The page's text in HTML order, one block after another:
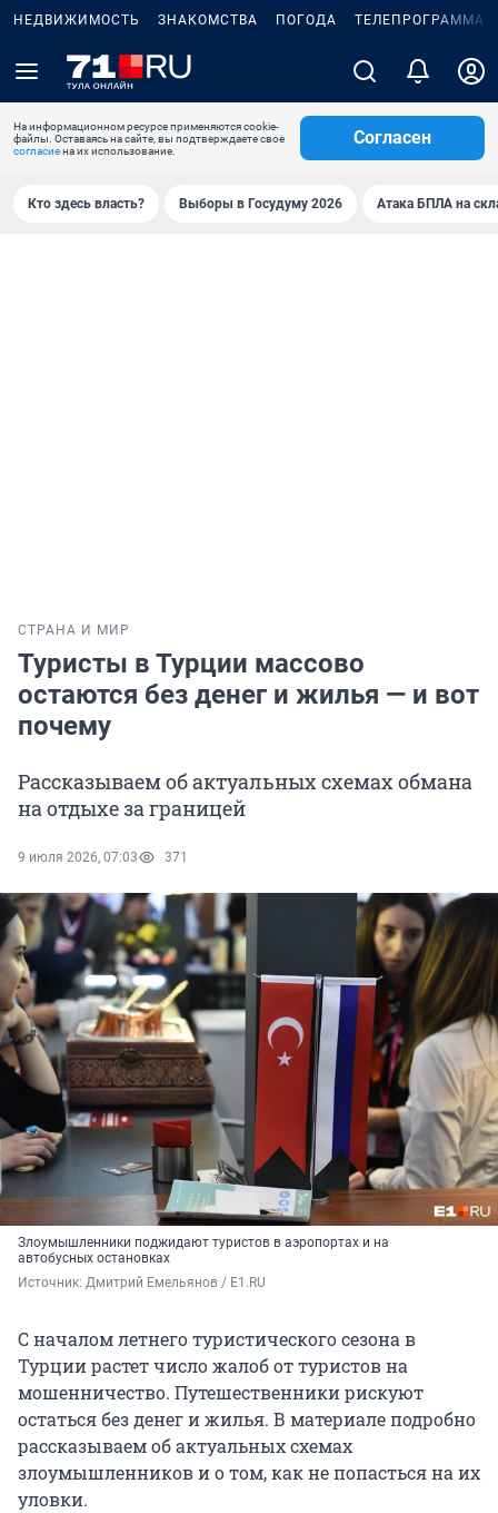
НЕДВИЖИМОСТЬ ЗНАКОМСТВА ПОГОДА ТЕЛЕПРОГРАММА
На информационном ресурсе применяются cookie-
файлы. Оставаясь на сайте, вы подтверждаете свое
согласиена их использование.
Согласен
Кто здесь власть? Выборы в Госудуму 2026 Атака БПЛА на
СТРАНА И МИР
Туристы в Турции массово
остаются без денег и жилья — и вот
почему
Рассказываем об актуальных схемах обмана
на отдыхе за границей
9 июля 2026, 07:03 371
Злоумышленники поджидают туристов в аэропортах и на
автобусных остановках
Источник: Дмитрий Емельянов / E1.RU
С началом летнего туристического сезона в
Турции растет число жалоб от туристов на
мошенничество. Путешественники рискуют
остаться без денег и жилья. В материале подробно
рассказываем об актуальных схемах
злоумышленников и о том, как не попасться на их
уловки.